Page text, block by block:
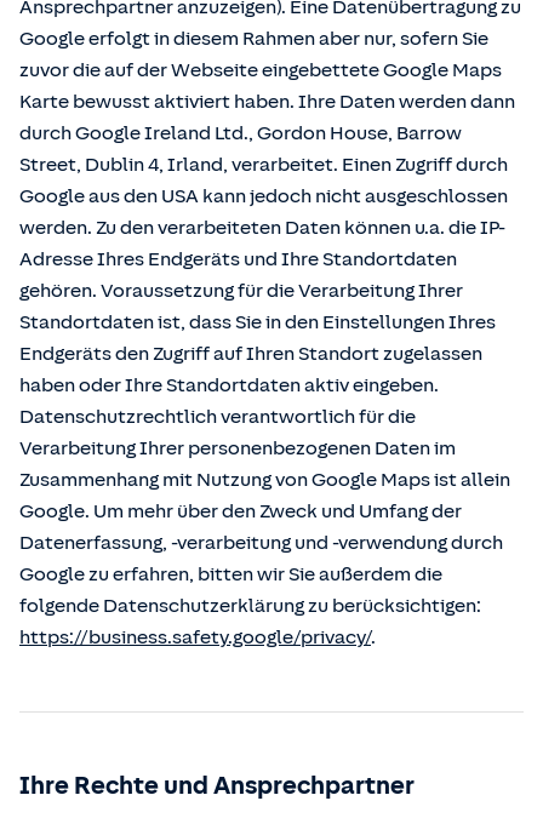
Ansprechpartner anzuzeigen). Eine Datenübertragung zu
Google erfolgt in diesem Rahmen aber nur, sofern Sie
zuvor die auf der Webseite eingebettete Google Maps
Karte bewusst aktiviert haben. Ihre Daten werden dann
durch Google Ireland Ltd., Gordon House, Barrow
Street, Dublin 4, Irland, verarbeitet. Einen Zugriff durch
Google aus den USA kann jedoch nicht ausgeschlossen
werden. Zu den verarbeiteten Daten können u.a. die IP-
Adresse Ihres Endgeräts und Ihre Standortdaten
gehören. Voraussetzung für die Verarbeitung Ihrer
Standortdaten ist, dass Sie in den Einstellungen Ihres
Endgeräts den Zugriff auf Ihren Standort zugelassen
haben oder Ihre Standortdaten aktiv eingeben.
Datenschutzrechtlich verantwortlich für die
Verarbeitung Ihrer personenbezogenen Daten im
Zusammenhang mit Nutzung von Google Maps ist allein
Google. Um mehr über den Zweck und Umfang der
Datenerfassung, -verarbeitung und -verwendung durch
Google zu erfahren, bitten wir Sie außerdem die
folgende Datenschutzerklärung zu berücksichtigen:
https://business.safety.google/privacy/.
Ihre Rechte und Ansprechpartner